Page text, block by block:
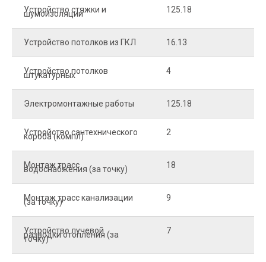
Устройство стяжки и
шумоизоляции 125.18
Устройство потолков из ГКЛ 16.13
Устройство потолков
штукатурных 4
Электромонтажные работы 125.18
Устройство сантехнического
короба (компл) 2
Монтаж трасс
водоснабжения (за точку) 18
Монтаж трасс канализации
(за точку) 9
Устройство лучевой
разводки отопления (за
точку)
7